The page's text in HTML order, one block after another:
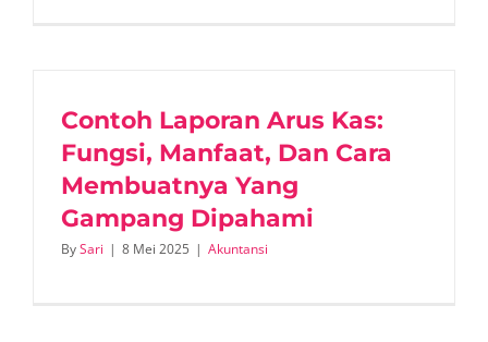
Contoh Laporan Arus Kas:
Fungsi, Manfaat, Dan Cara
Membuatnya Yang
Gampang Dipahami
BySari | 8 Mei 2025 | Akuntansi